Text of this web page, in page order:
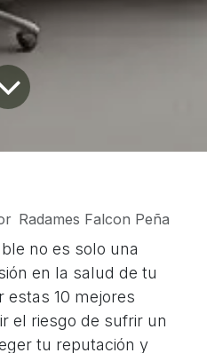
Radames Falcon Peña
no es solo una
en la salud de tu
estas 10 mejores
el riesgo de sufrir un
tu reputación y